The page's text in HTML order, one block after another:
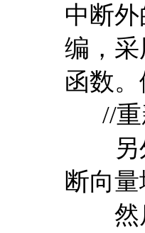
中断
编，
函数。
//重
另外
断向
然后